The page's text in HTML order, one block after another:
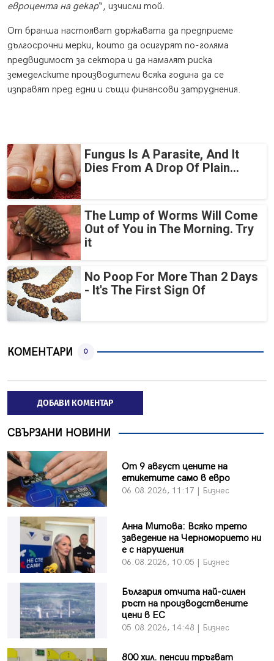
евроцента на декар“, изчисли той.
От бранша настояват държавата да предприеме
дългосрочни мерки, които да осигурят по-голяма
предвидимост за сектора и да намалят риска
земеделските производители всяка година да се
изправят пред едни и същи финансови затруднения.
Fungus Is A Parasite, And It
Dies From A Drop Of Plain...
The Lump of Worms Will Come
Out of You in The Morning. Try
it
No Poop For More Than 2 Days
- It's The First Sign Of
КОМЕНТАРИ 0
ДОБАВИ КОМЕНТАР
СВЪРЗАНИ НОВИНИ
От 9 август цените на
етикетите само в евро
06.08.2026, 11:17 | Бизнес
Анна Митова: Всяко трето
заведение на Черноморието ни
е с нарушения
06.08.2026, 10:05 | Бизнес
България отчита най-силен
ръст на производствените
цени в ЕС
05.08.2026, 14:48 | Бизнес
800 хил. пенсии тръгват